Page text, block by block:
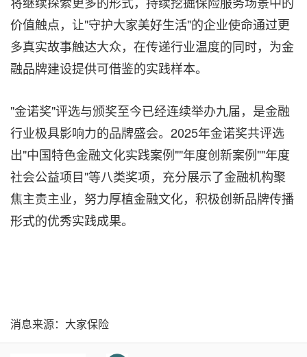
价值触点，让"守护大家美好生活"的企业使命通过更
多真实故事触达大众，在传递行业温度的同时，为金
融品牌建设提供可借鉴的实践样本。
"金诺奖"评选与颁奖至今已经连续举办九届，是金融
行业极具影响力的品牌盛会。2025年金诺奖共评选
出"中国特色金融文化实践案例""年度创新案例""年度
社会公益项目"等八类奖项，充分展示了金融机构聚
焦主责主业，努力厚植金融文化，积极创新品牌传播
形式的优秀实践成果。
消息来源：大家保险